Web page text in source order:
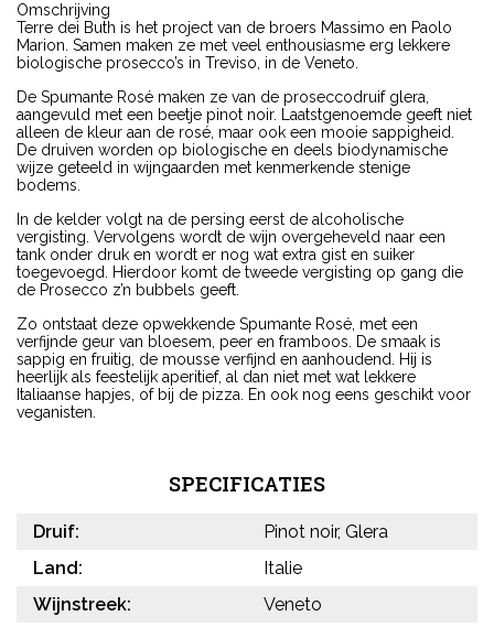
Omschrijving
Terre dei Buth is het project van de broers Massimo en Paolo
Marion. Samen maken ze met veel enthousiasme erg lekkere
biologische prosecco’s in Treviso, in de Veneto.
De Spumante Rosé maken ze van de proseccodruif glera,
aangevuld met een beetje pinot noir. Laatstgenoemde geeft niet
alleen de kleur aan de rosé, maar ook een mooie sappigheid.
De druiven worden op biologische en deels biodynamische
wijze geteeld in wijngaarden met kenmerkende stenige
bodems.
In de kelder volgt na de persing eerst de alcoholische
vergisting. Vervolgens wordt de wijn overgeheveld naar een
tank onder druk en wordt er nog wat extra gist en suiker
toegevoegd. Hierdoor komt de tweede vergisting op gang die
de Prosecco z’n bubbels geeft.
Zo ontstaat deze opwekkende Spumante Rosé, met een
verfijnde geur van bloesem, peer en framboos. De smaak is
sappig en fruitig, de mousse verfijnd en aanhoudend. Hij is
heerlijk als feestelijk aperitief, al dan niet met wat lekkere
Italiaanse hapjes, of bij de pizza. En ook nog eens geschikt voor
veganisten.
SPECIFICATIES
Druif:
Pinot noir, Glera
Land:
Italie
Wijnstreek:
Veneto